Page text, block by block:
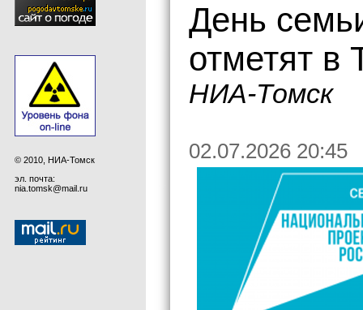
© 2010, НИА-Томск
эл. почта:
nia.tomsk@mail.ru
День
отметят в
НИА-Томск
02.07.2026 20:45